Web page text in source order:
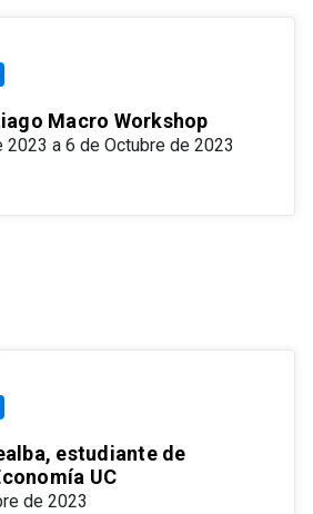
Macro Workshop
2023 a 6 de Octubre de 2023
estudiante de
UC
de 2023